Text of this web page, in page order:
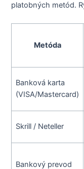
platobných metód.
Metóda
Banková karta
(VISA/Mastercard)
Skrill / Neteller
Bankový prevod